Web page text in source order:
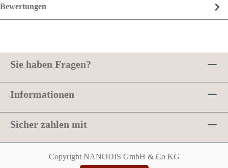
Bewertungen
Sie haben Fragen?
Informationen
Sicher zahlen mit
Copyright NANODIS GmbH & Co KG